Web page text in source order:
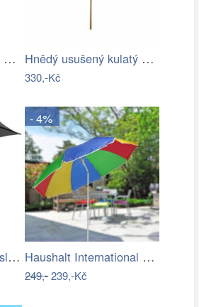
Steven Raichlen Best of Barbecue… Hnědý usušený kulatý dekorativní list…
330,-Kč
DB Garden Zahradní slunečník Diane…
- 4%
Haushalt International Slunečník duhový…
249,-239,-Kč